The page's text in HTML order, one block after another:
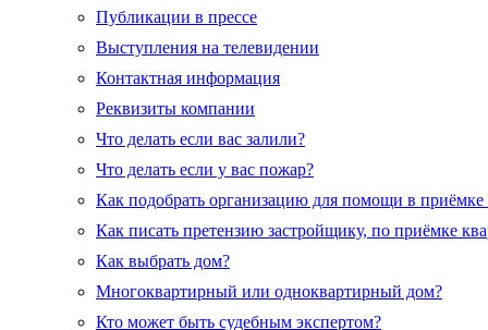
Публикации в прессе
Выступления на телевидении
Контактная информация
Реквизиты компании
Что делать если вас залили?
Что делать если у вас пожар?
Как подобрать организацию для помощи в приёмке
Как писать претензию застройщику, по приёмке
Как выбрать дом?
Многоквартирный или одноквартирный дом?
Кто может быть судебным экспертом?